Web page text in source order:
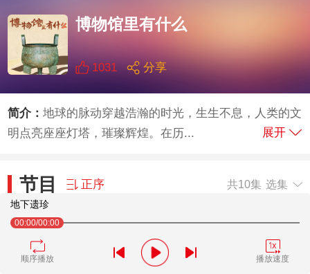
博物馆里有什么
1031 分享
简介：地球的脉动穿越浩瀚的时光，生生不息，人类的文
明点亮座座灯塔，璀璨辉煌。在历...
展开
节目 正序 共10集 选集
1 地下遗珍
博采众藏 播放速度
顺序播放
00:00/00:00
地下遗珍